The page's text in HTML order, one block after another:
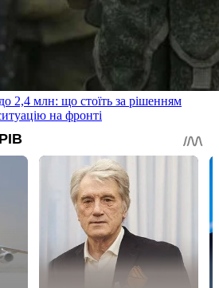
2,4 млн: що стоїть за рішенням
на фронті